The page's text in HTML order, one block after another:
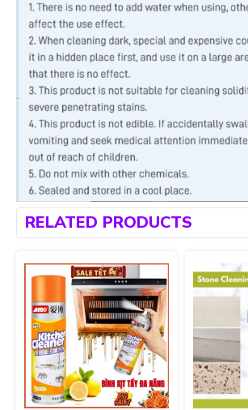
RELATED PRODUCTS